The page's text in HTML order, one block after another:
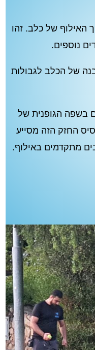
האילוף של כלב. זהו
נוספים.
של הכלב לגבולות
בשפה הגופנית של
החזק הזה מסייע
מתקדמים באילוף.